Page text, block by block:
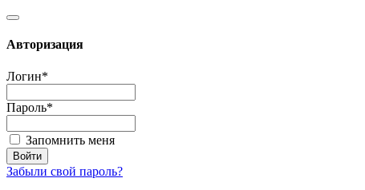
Авторизация
Логин*
Пароль*
Запомнить меня
Забыли свой пароль?